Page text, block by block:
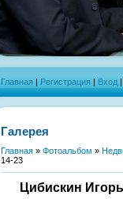
Главная | Регистрация | Вход |
Галерея
Главная » Фотоальбом »
14-23
Цибискин